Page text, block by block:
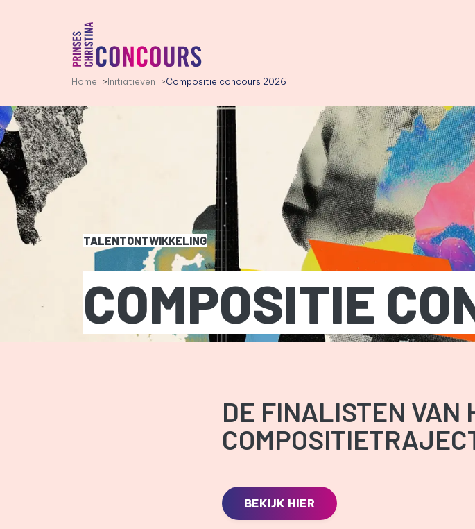
PCC LOGO, GA NAAR DE HOMEPAGE
Home Initiatieven Compositie concours 2026
TALENTONTWIKKELING
COMPOSITIE
DE FINALISTEN VAN
BEKIJK HIER